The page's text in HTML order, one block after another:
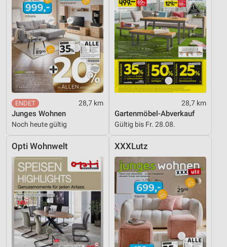
28,7 km
Junges Wohnen
Noch heute gültig
28,7 km
Gartenmöbel-Abverkauf
Gültig bis Fr. 28.08.
Opti Wohnwelt XXXLutz